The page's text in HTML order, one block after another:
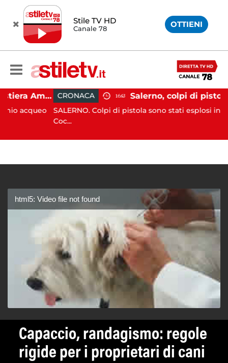
Stile TV HD
Canale 78 OTTIENI
Gozzo affonda in Costiera Amalfitana: occupanti soccorsi da altri natanti CRONACA 16:43
SALERNO. Colpi di pistola sono stati esplosi in via
html5: Video file not found
Capaccio, randagismo: regole
rigide per i proprietari di cani